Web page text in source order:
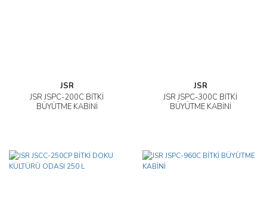
JSR
JSR JSPC-200C BİTKİ
BÜYÜTME KABİNİ
JSR
JSR JSPC-300C BİTKİ
BÜYÜTME KABİNİ